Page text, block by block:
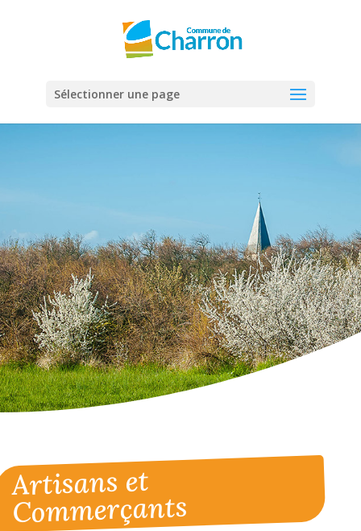
Sélectionner une page
Artisans et
Commerçants